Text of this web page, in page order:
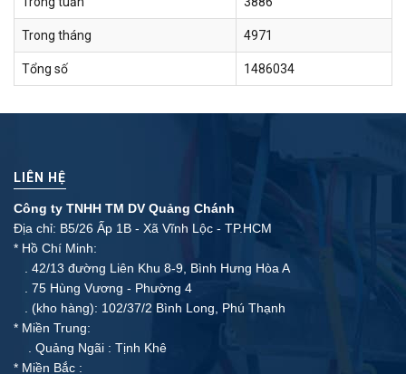
Trong tháng 4971
Tổng số 1486034
LIÊN HỆ
Công ty TNHH TM DV Quảng Chánh
Địa chỉ: B5/26 Ấp 1B - Xã Vĩnh Lộc - TP.HCM
* Hồ Chí Minh:
. 42/13 đường Liên Khu 8-9, Bình Hưng Hòa A
. 75 Hùng Vương - Phường 4
. (kho hàng): 102/37/2 Bình Long, Phú Thạnh
* Miền Trung:
. Quảng Ngãi : Tịnh Khê
* Miền Bắc :